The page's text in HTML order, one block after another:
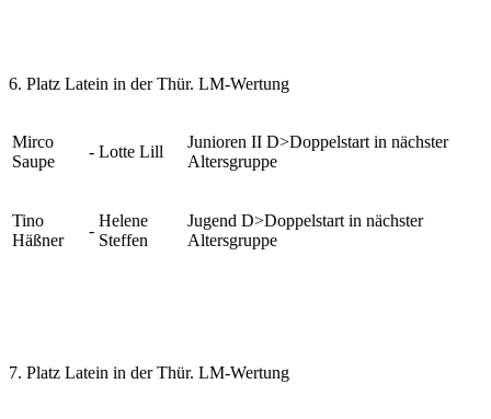
6. Platz Latein in der Thür. LM-Wertung
Mirco
Saupe
- Lotte Lill
Junioren II D>Doppelstart in nächster
Altersgruppe
Tino
Häßner
-
Helene
Steffen
Jugend D>Doppelstart in nächster
Altersgruppe
7. Platz Latein in der Thür. LM-Wertung